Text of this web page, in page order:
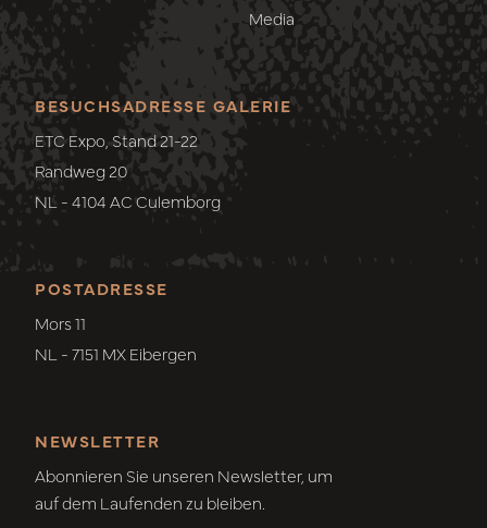
Media
POSTADRESSE
Mors 11
NL - 7151 MX Eibergen
BESUCHSADRESSE GALERIE
ETC Expo, Stand 21-22
Randweg 20
NL - 4104 AC Culemborg
NEWSLETTER
Abonnieren Sie unseren Newsletter, um
auf dem Laufenden zu bleiben.